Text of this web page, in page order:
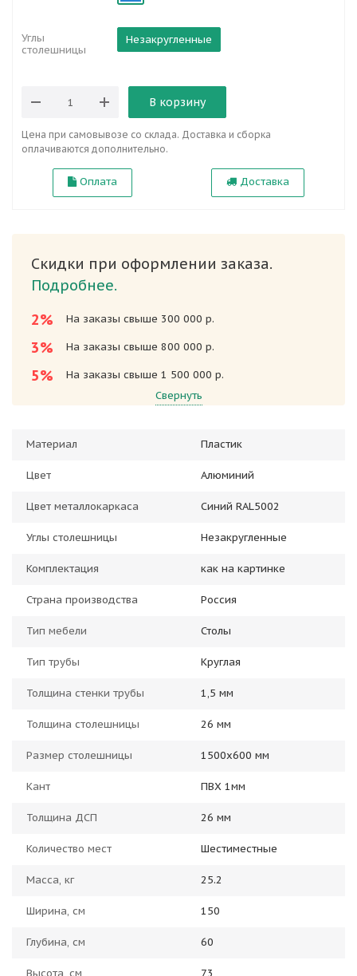
Углы
столешницы
Незакругленные
В корзину
Цена при самовывозе со склада. Доставка и сборка
оплачиваются дополнительно.
Оплата Доставка
Скидки при оформлении заказа.
Подробнее.
2%
На заказы свыше 300 000 р.
3% На заказы свыше 800 000 р.
5%
На заказы свыше 1 500 000 р.
Свернуть
Материал Пластик
Цвет Алюминий
Цвет металлокаркаса Синий RAL5002
Углы столешницы Незакругленные
Комплектация как на картинке
Страна производства Россия
Тип мебели Столы
Тип трубы Круглая
Толщина стенки трубы 1,5 мм
Толщина столешницы 26 мм
Размер столешницы 1500x600 мм
Кант ПВХ 1мм
Толщина ДСП 26 мм
Количество мест Шестиместные
Масса, кг 25.2
Ширина, см 150
Глубина, см 60
Высота, см 73